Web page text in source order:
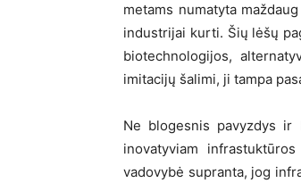
metams numatyta
industrijai kurti. Šių lėšų
biotechnologijos,
imitacijų šalimi, ji tampa
Ne blogesnis pavyzdys ir
inovatyviam
vadovybė supranta, jog